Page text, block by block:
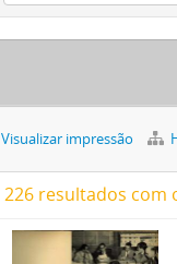
Visualizar impressão
226 resultados com